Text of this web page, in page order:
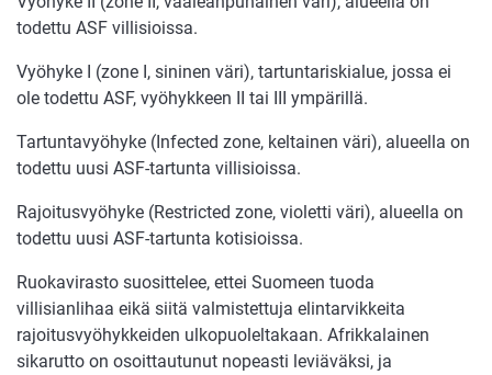
todettu ASF villisioissa.
Vyöhyke I (zone I, sininen väri), tartuntariskialue, jossa ei
ole todettu ASF, vyöhykkeen II tai III ympärillä.
Tartuntavyöhyke (Infected zone, keltainen väri), alueella on
todettu uusi ASF-tartunta villisioissa.
Rajoitusvyöhyke (Restricted zone, violetti väri), alueella on
todettu uusi ASF-tartunta kotisioissa.
Ruokavirasto suosittelee, ettei Suomeen tuoda
villisianlihaa eikä siitä valmistettuja elintarvikkeita
rajoitusvyöhykkeiden ulkopuoleltakaan. Afrikkalainen
sikarutto on osoittautunut nopeasti leviäväksi, ja